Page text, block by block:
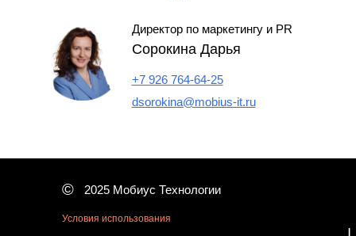
Директор по маркетингу и PR
Сорокина Дарья
+7 926 764-64-25
dsorokina@mobius-it.ru
2025 Мобиус Технологии
©
Условия использования